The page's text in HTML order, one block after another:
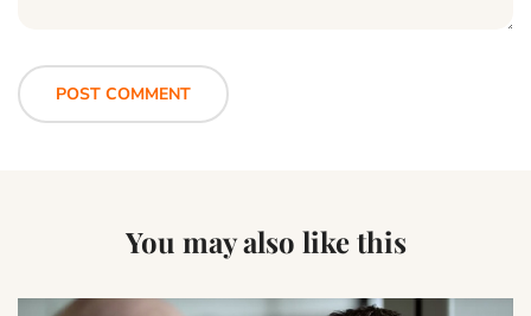
You may also like this